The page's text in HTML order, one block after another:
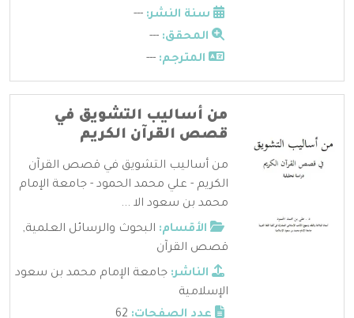
سنة النشر: ---
المحقق: ---
المترجم: ---
من أساليب التشويق في
قصص القرآن الكريم
من أساليب التشويق في قصص القرآن
الكريم - علي محمد الحمود - جامعة الإمام
محمد بن سعود الا ...
الأقسام: البحوث والرسائل العلمية,
قصص القرآن
الناشر: جامعة الإمام محمد بن سعود
الإسلامية
عدد الصفحات: